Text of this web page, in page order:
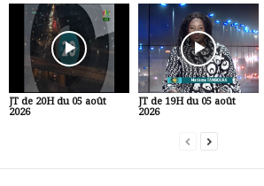
JT de 20H du 05 août
2026
JT de 19H du 05 août
2026